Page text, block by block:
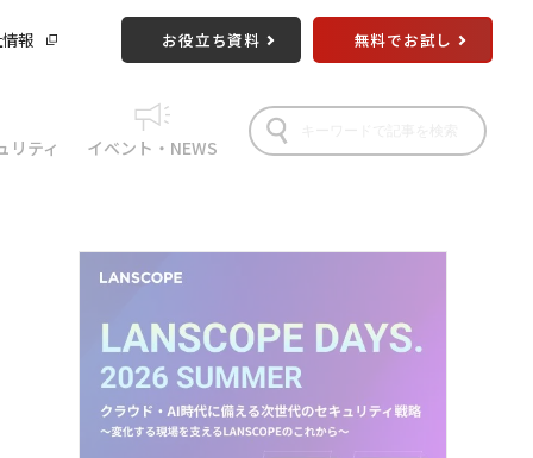
報 お役立ち資料 無料でお試し
リティ イベント・NEWS